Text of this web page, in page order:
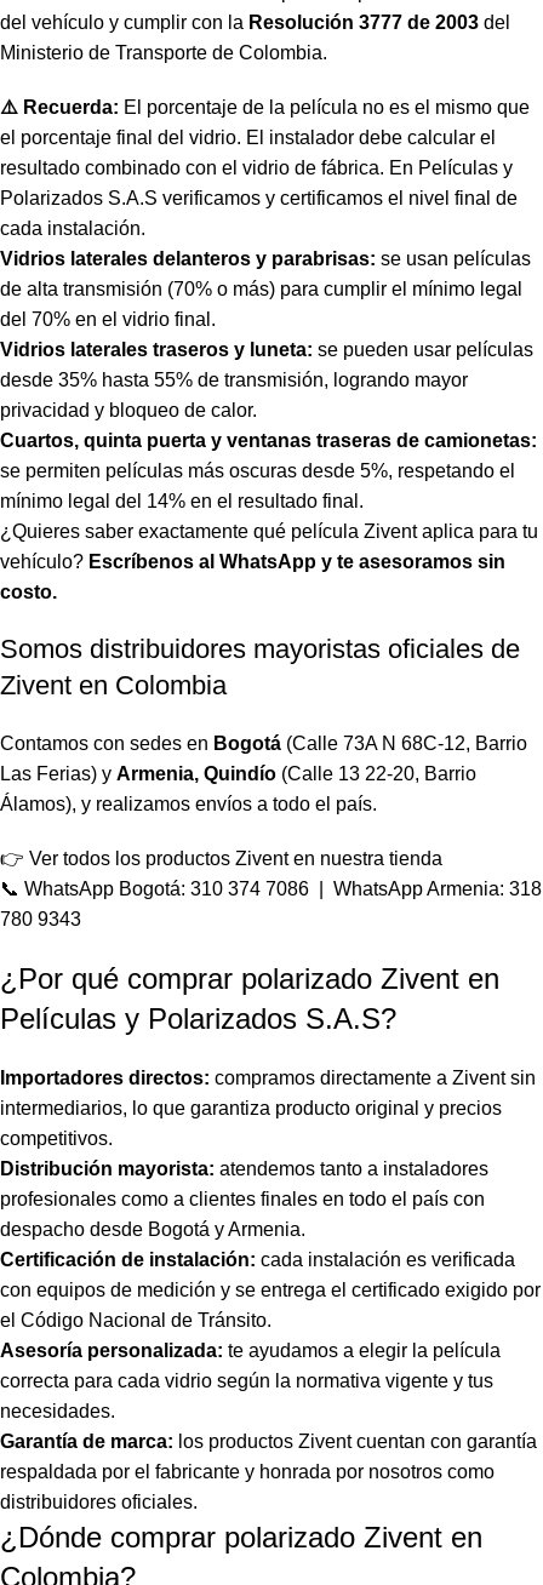
del vehículo y cumplir con la Resolución 3777 de 2003 del
Ministerio de Transporte de Colombia.
⚠️ Recuerda: El porcentaje de la película no es el mismo que
el porcentaje final del vidrio. El instalador debe calcular el
resultado combinado con el vidrio de fábrica. En Películas y
Polarizados S.A.S verificamos y certificamos el nivel final de
cada instalación.
Vidrios laterales delanteros y parabrisas: se usan películas
de alta transmisión (70% o más) para cumplir el mínimo legal
del 70% en el vidrio final.
Vidrios laterales traseros y luneta: se pueden usar películas
desde 35% hasta 55% de transmisión, logrando mayor
privacidad y bloqueo de calor.
Cuartos, quinta puerta y ventanas traseras de camionetas:
se permiten películas más oscuras desde 5%, respetando el
mínimo legal del 14% en el resultado final.
¿Quieres saber exactamente qué película Zivent aplica para tu
vehículo? Escríbenos al WhatsApp y te asesoramos sin
costo.
Somos distribuidores mayoristas oficiales de
Zivent en Colombia
Contamos con sedes en Bogotá (Calle 73A N 68C-12, Barrio
Las Ferias) y Armenia, Quindío (Calle 13 22-20, Barrio
Álamos), y realizamos envíos a todo el país.
👉 Ver todos los productos Zivent en nuestra tienda
📞 WhatsApp Bogotá: 310 374 7086
WhatsApp Armenia: 318
780 9343
¿Por qué comprar polarizado Zivent en
Películas y Polarizados S.A.S?
Importadores directos: compramos directamente a Zivent sin
intermediarios, lo que garantiza producto original y precios
competitivos.
Distribución mayorista: atendemos tanto a instaladores
profesionales como a clientes finales en todo el país con
despacho desde Bogotá y Armenia.
Certificación de instalación: cada instalación es verificada
con equipos de medición y se entrega el certificado exigido por
el Código Nacional de Tránsito.
Asesoría personalizada: te ayudamos a elegir la película
correcta para cada vidrio según la normativa vigente y tus
necesidades.
Garantía de marca: los productos Zivent cuentan con garantía
respaldada por el fabricante y honrada por nosotros como
distribuidores oficiales.
¿Dónde comprar polarizado Zivent en
Colombia?